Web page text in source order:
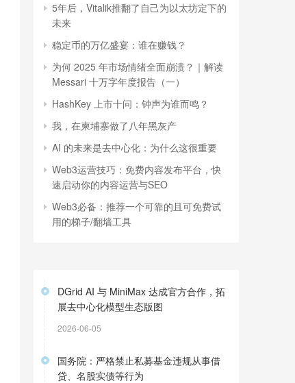
5年后，Vitalik推翻了自己为以太坊定下的
未来
稳定币的万亿盛宴：谁在赚钱？
为何 2025 年市场情绪全面崩溃？｜解读
Messari 十万字年度报告（一）
HashKey 上市十问：钟声为谁而鸣？
我，在柬埔寨做了八年黑灰产
AI 的未来是去中心化：为什么这很重要
Web3运营技巧：免费内容发布平台，快
速启动你的内容运营与SEO
Web3必备：推荐一个可靠的且可免费试
用的梯子/翻墙工具
DGrid AI 与 MiniMax 达成官方合作，拓
展去中心化模型生态版图
2026-06-05
国务院：严格禁止私募基金违规从事借
贷、名股实债等行为